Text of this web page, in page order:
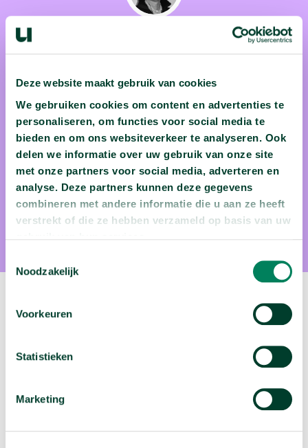
Deze website maakt gebruik van cookies
We gebruiken cookies om content en advertenties te
personaliseren, om functies voor social media te
bieden en om ons websiteverkeer te analyseren. Ook
delen we informatie over uw gebruik van onze site
met onze partners voor social media, adverteren en
analyse. Deze partners kunnen deze gegevens
combineren met andere informatie die u aan ze heeft
verstrekt of die ze hebben verzameld op basis van uw
Noodzakelijk
Voorkeuren
Statistieken
Marketing
Prof. dr. Jelle Reumer
Prof. dr. Jelle Reumer is sinds 1987 directeur van het
Natuurhistorisch Museum in Rotterdam. Hij studeerde
Biologie aan de Universiteit Utrecht waar hij in 2005 werd
benoemd tot bijzonder hoogleraar Paleontologie. Professor
Reumer staat bekend als iemand die taaie stof weet te
verhelderen door grappige weetjes te combineren met
unieke voorbeelden.
Bekijk deze video arrow_forward